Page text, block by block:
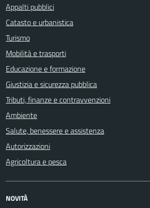
Appalti pubblici
Catasto e urbanistica
Turismo
Mobilità e trasporti
Educazione e formazione
Giustizia e sicurezza pubblica
Tributi, finanze e contravvenzioni
Ambiente
Salute, benessere e assistenza
Autorizzazioni
Agricoltura e pesca
NOVITÀ